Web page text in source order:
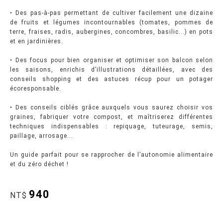
• Des pas-à-pas permettant de cultiver facilement une dizaine
de fruits et légumes incontournables (tomates, pommes de
terre, fraises, radis, aubergines, concombres, basilic...) en pots
et en jardinières.
• Des focus pour bien organiser et optimiser son balcon selon
les saisons, enrichis d’illustrations détaillées, avec des
conseils shopping et des astuces récup pour un potager
écoresponsable.
• Des conseils ciblés grâce auxquels vous saurez choisir vos
graines, fabriquer votre compost, et maîtriserez différentes
techniques indispensables : repiquage, tuteurage, semis,
paillage, arrosage...
Un guide parfait pour se rapprocher de l’autonomie alimentaire
et du zéro déchet !
NT$ 940